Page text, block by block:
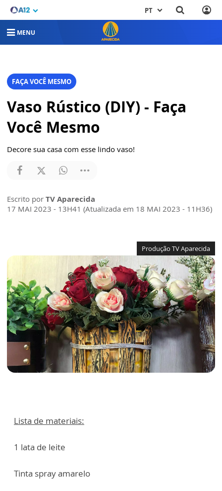
PT
MENU
FAÇA VOCÊ MESMO
Vaso Rústico (DIY) - Faça
Você Mesmo
Decore sua casa com esse lindo vaso!
Escrito por TV Aparecida
17 MAI 2023 - 13H41 (Atualizada em 18 MAI 2023 - 11H36)
Produção TV Aparecida
Lista de materiais:
1 lata de leite
Tinta spray amarelo